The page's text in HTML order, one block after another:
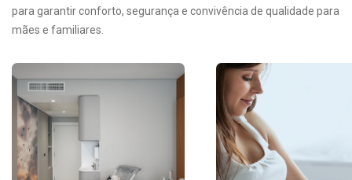
para garantir conforto, segurança e convivência de qualidade para
mães e familiares.